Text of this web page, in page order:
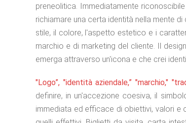
preneolitica. Immediatamente
richiamare una certa identità nella mente
stile, il colore, l'aspetto estetico e i
marchio e di marketing del cliente. Il
emerga attraverso un'icona e che crei
"Logo”, "identità aziendale,” "marchio,"
definire, in un'accezione coesiva, il
immediata ed efficace di obiettivi, valori e